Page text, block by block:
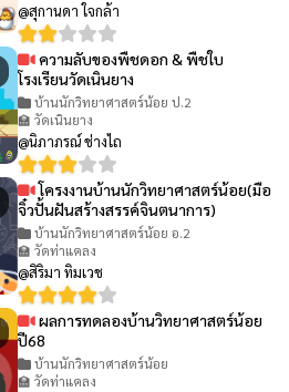
@สุกานดา ใจกล้า
ความลับของพืชดอก & พืชใบ
โรงเรียนวัดเนินยาง
บ้านนักวิทยาศาสตร์น้อย ป.2
🏫 วัดเนินยาง
@นิภาภรณ์ ช่างไถ
โครงงานบ้านนักวิทยาศาสตร์น้อย(มือ
จิ๋วปั้นฝันสร้างสรรค์จินตนาการ)
บ้านนักวิทยาศาสตร์น้อย อ.2
🏫 วัดท่าแคลง
@สิริมา ทิมเวช
ผลการทดลองบ้านวิทยาศาสตร์น้อย
ปี68
บ้านนักวิทยาศาสตร์น้อย
🏫 วัดท่าแคลง